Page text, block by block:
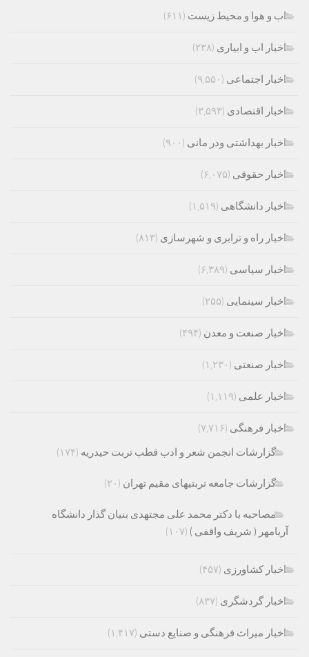
اب و هوا و محیط زیست (۶۱۱)
اخبار اب و ابیاری (۲۳۸)
اخبار اجتماعی (۹,۵۵۰)
اخبار اقتصادی (۳,۵۹۳)
اخبار بهداشتی ودر مانی (۹۰۰)
اخبار حقوقی (۶,۰۷۵)
اخبار دانشگاهی (۱,۵۱۹)
اخبار راه و ترابری و شهرسازی (۸۱۳)
اخبار سیاسی (۶,۳۸۹)
اخبار سینمایی (۲۵۵)
اخبار صنعت و معدن (۴۹۴)
اخبار صنعتی (۱,۲۳۰)
اخبار علمی (۱,۱۱۹)
اخبار فرهنگی (۷,۷۱۶)
گزارشات انجمن شعر و ادب قطب تربت حیدریه (۱۷۴)
گزارشات جامعه تربتیهای مقیم تهران (۲۰)
مصاحبه با دکتر محمد علی مجتهدی بنیان گذار دانشگاه
آریامهر ( شریف واقفی ) (۱۰۷)
اخبار کشاورزی (۴۵۷)
اخبار گردشگری (۸۳۷)
اخبار میراث فرهنگی و صنایع دستی (۱,۴۱۷)